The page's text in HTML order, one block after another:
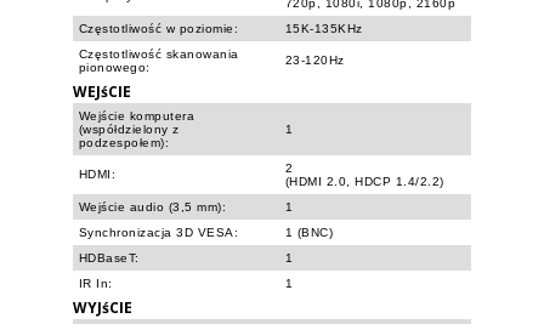
720p, 1080i, 1080p, 2160p
Częstotliwość w poziomie:
15K-135KHz
Częstotliwość skanowania
pionowego:
23-120Hz
WEJśCIE
Wejście komputera
(współdzielony z
podzespołem):
1
HDMI:
2
(HDMI 2.0, HDCP 1.4/2.2)
Wejście audio (3,5 mm):
1
Synchronizacja 3D VESA:
1 (BNC)
HDBaseT:
1
IR In:
1
WYJśCIE